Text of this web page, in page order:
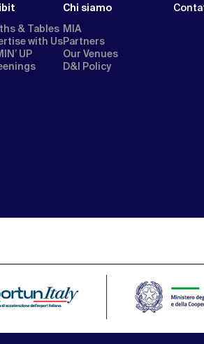
& Tables
with Us
UP
Chi siamo
MIA
Partners
Our Venues
D&I Policy